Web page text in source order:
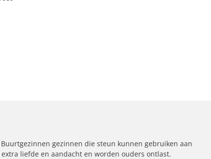
gezinnen die steun kunnen gebruiken aan
liefde en aandacht en worden ouders ontlast.